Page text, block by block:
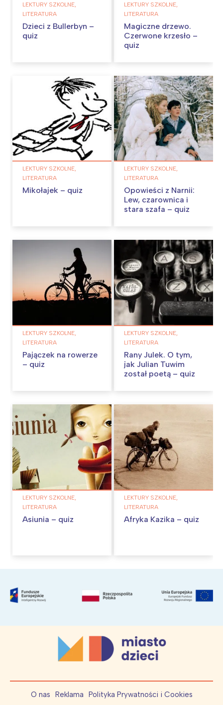
LEKTURY SZKOLNE,
LITERATURA
Dzieci z Bullerbyn –
quiz
LEKTURY SZKOLNE,
LITERATURA
Magiczne drzewo.
Czerwone krzesło –
quiz
LEKTURY SZKOLNE,
LITERATURA
Mikołajek – quiz
LEKTURY SZKOLNE,
LITERATURA
Opowieści z Narnii:
Lew, czarownica i
stara szafa – quiz
LEKTURY SZKOLNE,
LITERATURA
Pajączek na rowerze
– quiz
LEKTURY SZKOLNE,
LITERATURA
Rany Julek. O tym,
jak Julian Tuwim
został poetą – quiz
LEKTURY SZKOLNE,
LITERATURA
Asiunia – quiz
LEKTURY SZKOLNE,
LITERATURA
Afryka Kazika – quiz
O nas Reklama Polityka Prywatności i Cookies